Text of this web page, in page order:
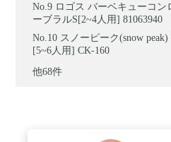
ロゴス バーベキューコン
ーブラルS[2~4人用] 81063940
スノーピーク(snow
[5~6人用] CK-160
他68件